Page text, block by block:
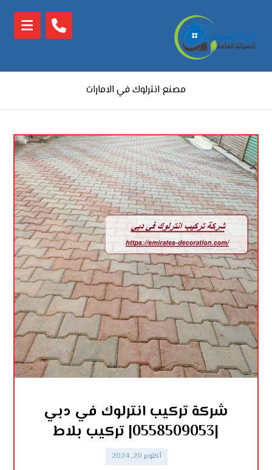
مصنع انترلوك في الامارات
شركة تركيب انترلوك في دبي
|0558509053| تركيب بلاط
أكتوبر 20, 2024